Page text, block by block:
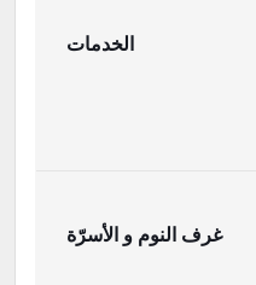
الخدمات
غرف النوم و الأسرّة